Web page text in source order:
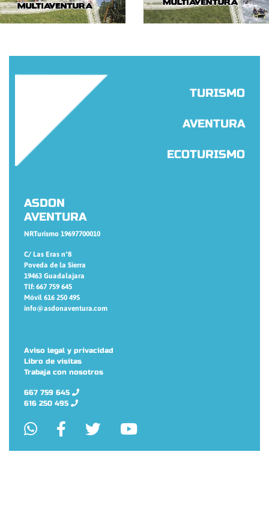
TURISMO
AVENTURA
ECOTURISMO
ASDON
AVENTURA
NRTurismo 19697700010
C/ Las Eras nº8
Poveda de la Sierra
19463 Guadalajara
Tlf: 667 759 645
Móvil 616 250 495
info@asdonaventura.com
Aviso legal y privacidad
Libro de visitas
Trabaja con nosotros
667 759 645
616 250 495